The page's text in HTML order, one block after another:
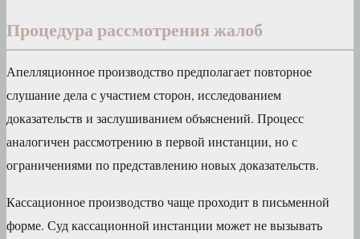
Процедура рассмотрения жалоб
Апелляционное производство предполагает повторное
слушание дела с участием сторон, исследованием
доказательств и заслушиванием объяснений. Процесс
аналогичен рассмотрению в первой инстанции, но с
ограничениями по представлению новых доказательств.
Кассационное производство чаще проходит в письменной
форме. Суд кассационной инстанции может не вызывать